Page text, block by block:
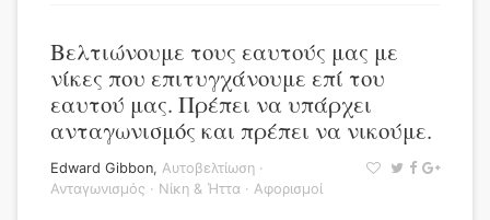
Βελτιώνουμε τους εαυτούς μας με
νίκες που επιτυγχάνουμε επί του
εαυτού μας. Πρέπει να υπάρχει
ανταγωνισμός και πρέπει να νικούμε.
Edward Gibbon, Αυτοβελτίωση ·
Ανταγωνισμός · Νίκη & Ήττα · Αφορισμοί